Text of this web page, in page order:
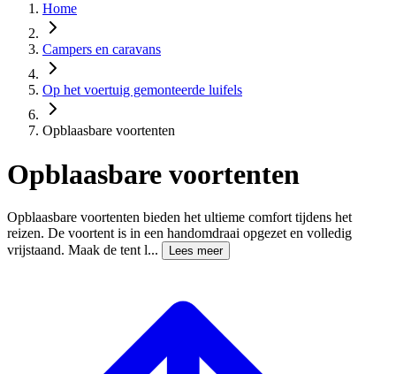
Home
Campers en caravans
Op het voertuig gemonteerde luifels
Opblaasbare voortenten
Opblaasbare voortenten
Opblaasbare voortenten bieden het ultieme comfort tijdens het
reizen. De voortent is in een handomdraai opgezet en volledig
vrijstaand. Maak de tent l...
Lees meer